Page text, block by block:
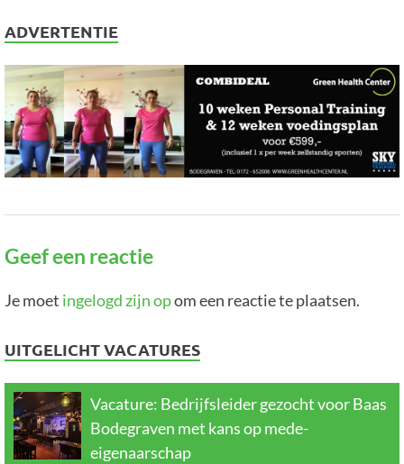
ADVERTENTIE
Geef een reactie
Je moet ingelogd zijn opom een reactie te plaatsen.
UITGELICHT VACATURES
Vacature: Bedrijfsleider gezocht voor Baas
Bodegraven met kans op mede-
eigenaarschap